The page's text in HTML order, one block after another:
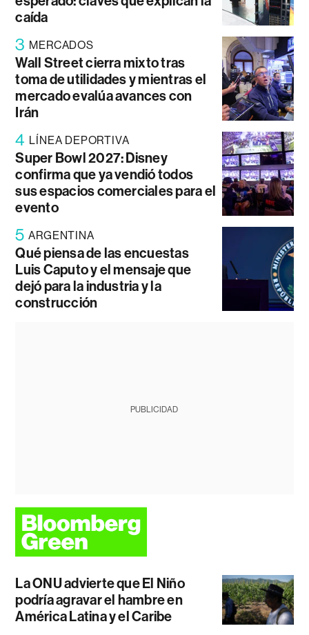
caída
3 MERCADOS
Wall Street cierra mixto tras
toma de utilidades y mientras el
mercado evalúa avances con
Irán
4 LÍNEA DEPORTIVA
Super Bowl 2027: Disney
confirma que ya vendió todos
sus espacios comerciales para el
evento
5 ARGENTINA
Qué piensa de las encuestas
Luis Caputo y el mensaje que
dejó para la industria y la
construcción
PUBLICIDAD
La ONU advierte que El Niño
podría agravar el hambre en
América Latina y el Caribe